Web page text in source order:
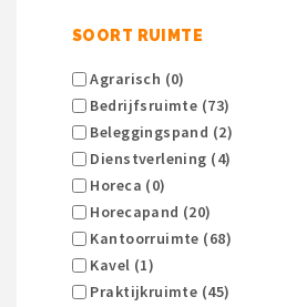
SOORT RUIMTE
Agrarisch (0)
Bedrijfsruimte (73)
Beleggingspand (2)
Dienstverlening (4)
Horeca (0)
Horecapand (20)
Kantoorruimte (68)
Kavel (1)
Praktijkruimte (45)